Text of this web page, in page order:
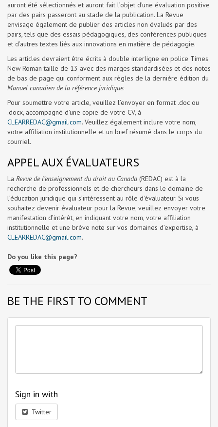
auront été sélectionnés et auront fait l’objet d'une évaluation positive
par des pairs passeront au stade de la publication. La Revue
envisage également de publier des articles non évalués par des
pairs, tels que des essais pédagogiques, des conférences publiques
et d’autres textes liés aux innovations en matière de pédagogie.
Les articles devraient être écrits à double interligne en police Times
New Roman taille de 13 avec des marges standardisées et des notes
de bas de page qui conforment aux règles de la dernière édition du
Manuel canadien de la référence juridique.
Pour soumettre votre article, veuillez l’envoyer en format .doc ou
.docx, accompagné d’une copie de votre CV, à
CLEARREDAC@gmail.com. Veuillez également inclure votre nom,
votre affiliation institutionnelle et un bref résumé dans le corps du
courriel.
APPEL AUX ÉVALUATEURS
La Revue de l’enseignement du droit au Canada (REDAC) est à la
recherche de professionnels et de chercheurs dans le domaine de
l’éducation juridique qui s’intéressent au rôle d’évaluateur. Si vous
souhaitez devenir évaluateur pour la Revue, veuillez envoyer votre
manifestation d’intérêt, en indiquant votre nom, votre affiliation
institutionnelle et une brève note sur vos domaines d’expertise, à
CLEARREDAC@gmail.com.
Do you like this page?
BE THE FIRST TO COMMENT
Sign in with
Twitter